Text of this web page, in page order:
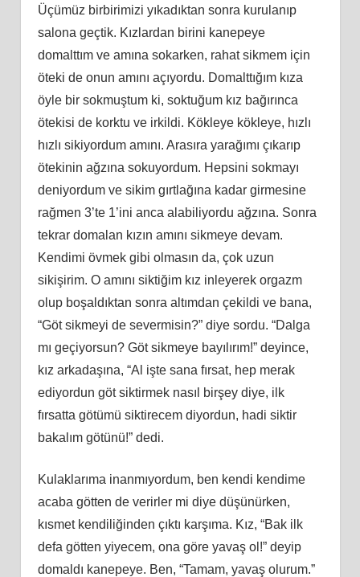
Üçümüz birbirimizi yıkadıktan sonra kurulanıp
salona geçtik. Kızlardan birini kanepeye
domalttım ve amına sokarken, rahat sikmem için
öteki de onun amını açıyordu. Domalttığım kıza
öyle bir sokmuştum ki, soktuğum kız bağırınca
ötekisi de korktu ve irkildi. Kökleye kökleye, hızlı
hızlı sikiyordum amını. Arasıra yarağımı çıkarıp
ötekinin ağzına sokuyordum. Hepsini sokmayı
deniyordum ve sikim gırtlağına kadar girmesine
rağmen 3’te 1’ini anca alabiliyordu ağzına. Sonra
tekrar domalan kızın amını sikmeye devam.
Kendimi övmek gibi olmasın da, çok uzun
sikişirim. O amını siktiğim kız inleyerek orgazm
olup boşaldıktan sonra altımdan çekildi ve bana,
“Göt sikmeyi de severmisin?” diye sordu. “Dalga
mı geçiyorsun? Göt sikmeye bayılırım!” deyince,
kız arkadaşına, “Al işte sana fırsat, hep merak
ediyordun göt siktirmek nasıl birşey diye, ilk
fırsatta götümü siktirecem diyordun, hadi siktir
bakalım götünü!” dedi.
Kulaklarıma inanmıyordum, ben kendi kendime
acaba götten de verirler mi diye düşünürken,
kısmet kendiliğinden çıktı karşıma. Kız, “Bak ilk
defa götten yiyecem, ona göre yavaş ol!” deyip
domaldı kanepeye. Ben, “Tamam, yavaş olurum.”